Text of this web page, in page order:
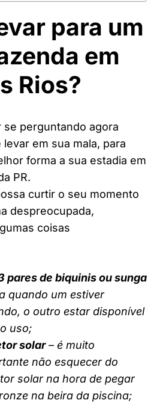
para um
em
Rios?
se perguntando agora
em sua mala, para
forma a sua estadia em
PR.
curtir o seu momento
despreocupada,
coisas
pares de biquinis ou sunga
quando um estiver
o outro estar disponível
uso;
solar– é muito
não esquecer do
solar na hora de pegar
na beira da piscina;